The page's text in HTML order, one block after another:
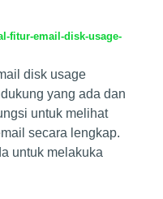
fitur-email-disk-usage-
disk usage
yang ada dan
untuk melihat
secara lengkap.
untuk melakuka